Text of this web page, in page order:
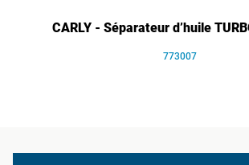
CARLY - Séparateur d’huile
773007